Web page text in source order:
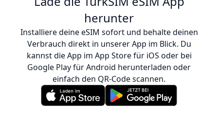
herunter
Installiere deine eSIM sofort und behalte deinen
Verbrauch direkt in unserer App im Blick. Du
kannst die App im App Store für iOS oder bei
Google Play für Android herunterladen oder
einfach den QR-Code scannen.